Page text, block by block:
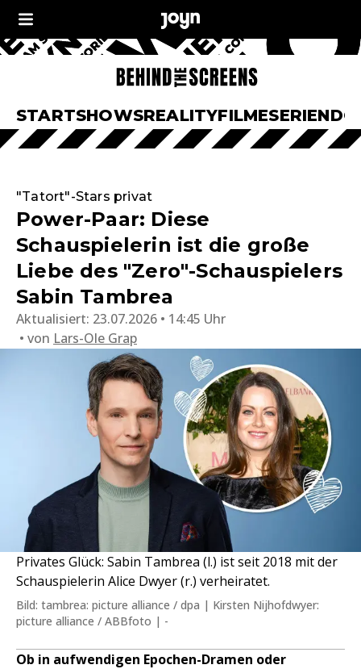
STARTSHOWSREALITYFILMESERIEN
"Tatort"-Stars privat
Power-Paar: Diese
Schauspielerin ist die große
Liebe des "Zero"-Schauspielers
Sabin Tambrea
Aktualisiert: 23.07.2026 • 14:45 Uhr
von Lars-Ole Grap
Privates Glück: Sabin Tambrea (l.) ist seit 2018 mit der
Schauspielerin Alice Dwyer (r.) verheiratet.
Bild: tambrea: picture alliance / dpa | Kirsten Nijhofdwyer:
picture alliance / ABBfoto | -
Ob in aufwendigen Epochen-Dramen oder